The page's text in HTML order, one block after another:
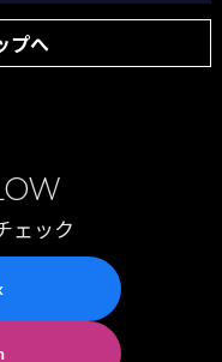
プへ
ェック